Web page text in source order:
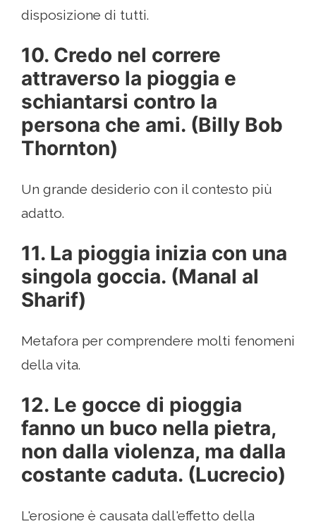
disposizione di tutti.
10. Credo nel correre
attraverso la pioggia e
schiantarsi contro la
persona che ami. (Billy Bob
Thornton)
Un grande desiderio con il contesto più
adatto.
11. La pioggia inizia con una
singola goccia. (Manal al
Sharif)
Metafora per comprendere molti fenomeni
della vita.
12. Le gocce di pioggia
fanno un buco nella pietra,
non dalla violenza, ma dalla
costante caduta. (Lucrecio)
L'erosione è causata dall'effetto della